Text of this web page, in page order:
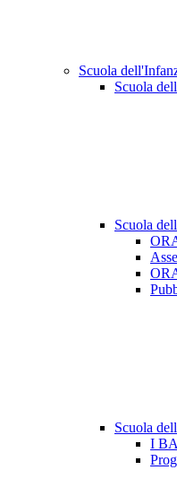
Scuola
Scuola
Scuola
Scuola
I